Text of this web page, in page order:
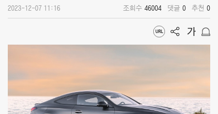
2023-12-07 11:16 조회수 46004 댓글 0 추천 0